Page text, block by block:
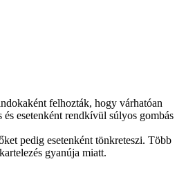
felhozták, hogy várhatóan
esetenként rendkívül súlyos gombás
pedig esetenként tönkreteszi. Több
gyanúja miatt.